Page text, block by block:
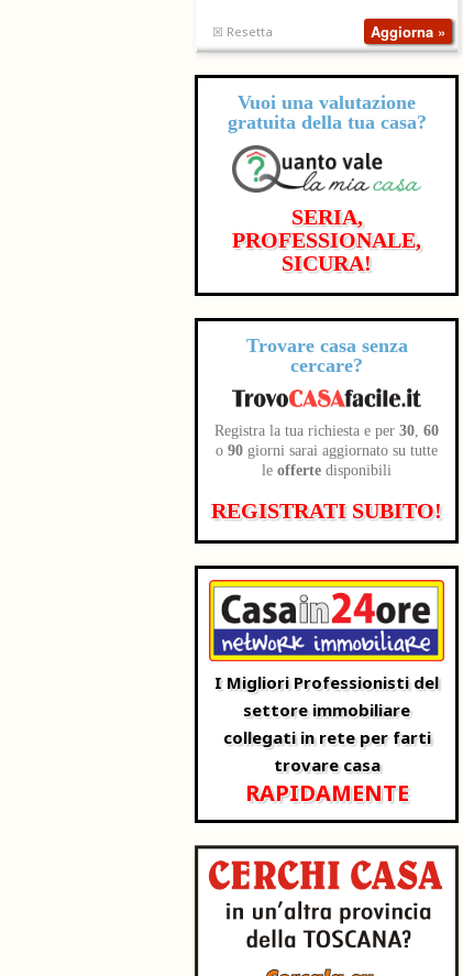
☒ Resetta
Vuoi una valutazione
gratuitadella tua casa?
SERIA,
PROFESSIONALE,
SICURA!
Trovare casa senza
cercare?
Registra la tua richiesta e per 30, 60
o 90 giorni sarai aggiornato su tutte
le offerte disponibili
REGISTRATI SUBITO!
I Migliori Professionisti del
settore immobiliare
collegati in rete per farti
trovare casa
RAPIDAMENTE